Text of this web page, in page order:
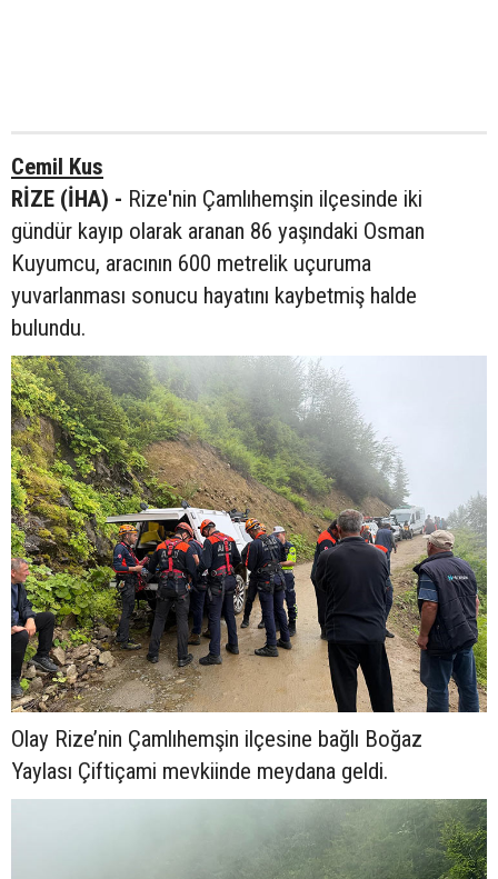
Cemil Kus
RİZE (İHA) - Rize'nin Çamlıhemşin ilçesinde iki
gündür kayıp olarak aranan 86 yaşındaki Osman
Kuyumcu, aracının 600 metrelik uçuruma
yuvarlanması sonucu hayatını kaybetmiş halde
bulundu.
Olay Rize’nin Çamlıhemşin ilçesine bağlı Boğaz
Yaylası Çiftiçami mevkiinde meydana geldi.